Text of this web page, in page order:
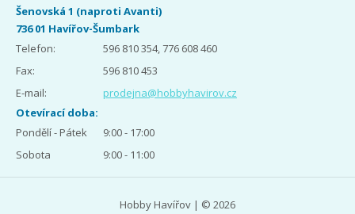
Šenovská 1 (naproti Avanti)
736 01 Havířov-Šumbark
Telefon:
596 810 354, 776 608 460
Fax:
596 810 453
E-mail:
prodejna@hobbyhavirov.cz
Otevírací doba:
Pondělí - Pátek
9:00 - 17:00
Sobota
9:00 - 11:00
Hobby Havířov | © 2026